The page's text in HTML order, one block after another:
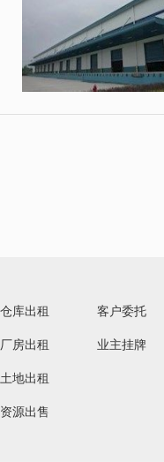
仓库出租
厂房出租
土地出租
资源出售
客户委托
业主挂牌